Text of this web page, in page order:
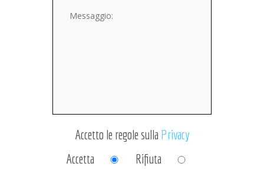
Accetto le regole sulla Privacy
Accetta
Rifiuta